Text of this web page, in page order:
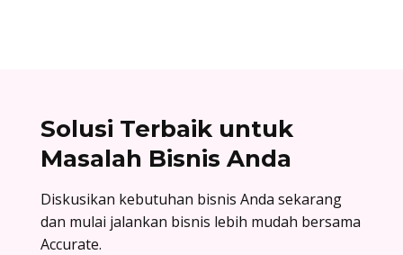
Solusi Terbaik untuk
Masalah Bisnis Anda
Diskusikan kebutuhan bisnis Anda sekarang
dan mulai jalankan bisnis lebih mudah bersama
Accurate.